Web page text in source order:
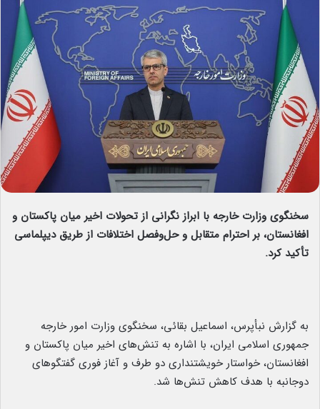
سخنگوی وزارت خارجه با ابراز نگرانی از تحولات اخیر میان پاکستان و
افغانستان، بر احترام متقابل و حل‌وفصل اختلافات از طریق دیپلماسی
تأکید کرد.
به گزارش نبأپرس، اسماعیل بقائی، سخنگوی وزارت امور خارجه
جمهوری اسلامی ایران، با اشاره به تنش‌های اخیر میان پاکستان و
افغانستان، خواستار خویشتنداری دو طرف و آغاز فوری گفتگوهای
دوجانبه با هدف کاهش تنش‌ها شد.